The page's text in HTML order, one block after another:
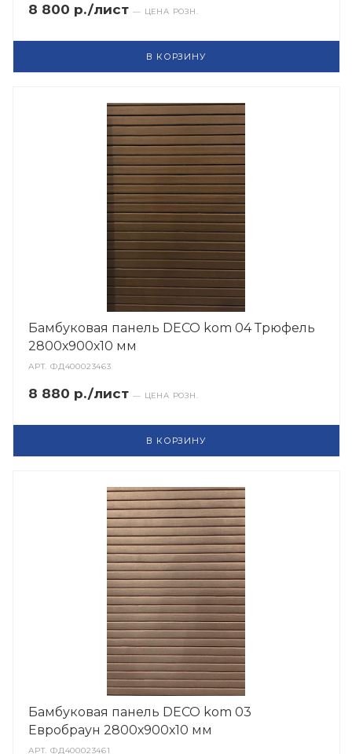
8 800 р./лист — ЦЕНА РОЗН.
В КОРЗИНУ
Бамбуковая панель DECO kom 04 Трюфель
2800х900х10 мм
АРТ.ФД400023463
8 880 р./лист — ЦЕНА РОЗН.
В КОРЗИНУ
Бамбуковая панель DECO kom 03
Евробраун 2800х900х10 мм
АРТ.ФД400023461